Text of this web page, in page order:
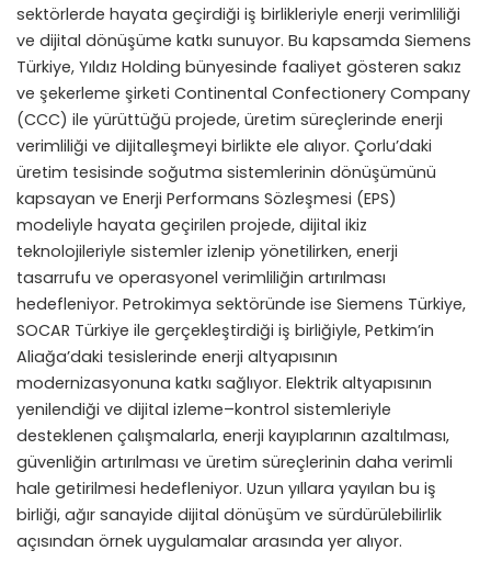
sektörlerde hayata geçirdiği iş birlikleriyle enerji verimliliği
ve dijital dönüşüme katkı sunuyor. Bu kapsamda Siemens
Türkiye, Yıldız Holding bünyesinde faaliyet gösteren sakız
ve şekerleme şirketi Continental Confectionery Company
(CCC) ile yürüttüğü projede, üretim süreçlerinde enerji
verimliliği ve dijitalleşmeyi birlikte ele alıyor. Çorlu’daki
üretim tesisinde soğutma sistemlerinin dönüşümünü
kapsayan ve Enerji Performans Sözleşmesi (EPS)
modeliyle hayata geçirilen projede, dijital ikiz
teknolojileriyle sistemler izlenip yönetilirken, enerji
tasarrufu ve operasyonel verimliliğin artırılması
hedefleniyor. Petrokimya sektöründe ise Siemens Türkiye,
SOCAR Türkiye ile gerçekleştirdiği iş birliğiyle, Petkim’in
Aliağa’daki tesislerinde enerji altyapısının
modernizasyonuna katkı sağlıyor. Elektrik altyapısının
yenilendiği ve dijital izleme–kontrol sistemleriyle
desteklenen çalışmalarla, enerji kayıplarının azaltılması,
güvenliğin artırılması ve üretim süreçlerinin daha verimli
hale getirilmesi hedefleniyor. Uzun yıllara yayılan bu iş
birliği, ağır sanayide dijital dönüşüm ve sürdürülebilirlik
açısından örnek uygulamalar arasında yer alıyor.